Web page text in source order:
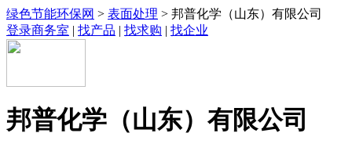
绿色节能环保网 > 表面处理 > 邦普化学（山东）有限公司
登录商务室 | 找产品 | 找求购 | 找企业
邦普化学（山东）有限公司